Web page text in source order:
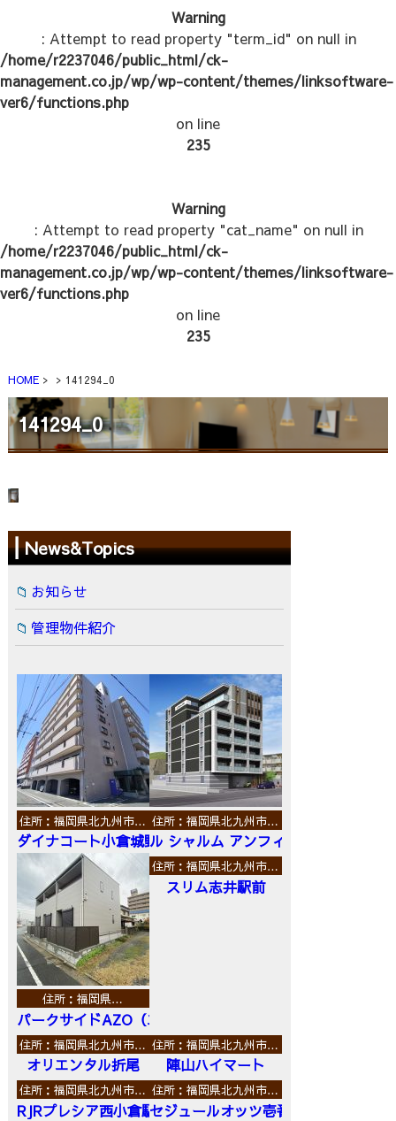
Warning
: Attempt to read property "term_id" on null in
/home/r2237046/public_html/ck-
management.co.jp/wp/wp-content/themes/linksoftware-
ver6/functions.php
on line
235
Warning
: Attempt to read property "cat_name" on null in
/home/r2237046/public_html/ck-
management.co.jp/wp/wp-content/themes/linksoftware-
ver6/functions.php
on line
235
HOME 141294_0
141294_0
News&Topics
お知らせ
管理物件紹介
住所：福岡県北九州市…
ダイナコート小倉城野
住所：福岡県北九州市…
ル シャルム アンフィニ
住所：福岡県…
パークサイドAZO（エーゼットオー）
住所：福岡県北九州市…
スリム志井駅前
住所：福岡県北九州市…
オリエンタル折尾
住所：福岡県北九州市…
陣山ハイマート
住所：福岡県北九州市…
RJRプレシア西小倉駅前
住所：福岡県北九州市…
セジュールオッツ壱番館